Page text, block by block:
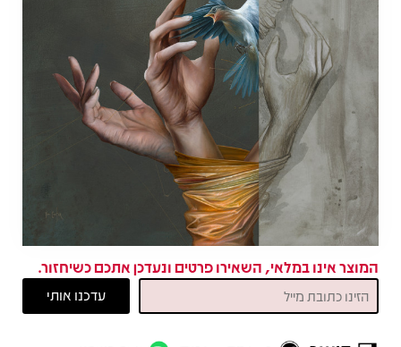
המוצר אינו במלאי, השאירו פרטים ונעדכן אתכם כשיחזור.